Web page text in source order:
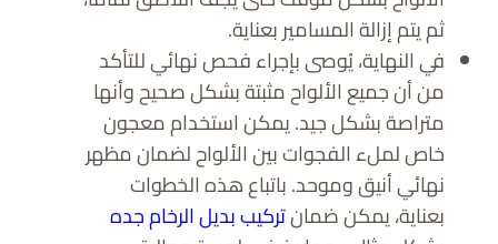
ثم يتم إزالة المسامير بعناية.
في النهاية، يُوصى بإجراء فحص نهائي للتأكد
من أن جميع الألواح مثبتة بشكل صحيح وأنها
متراصة بشكل جيد. يمكن استخدام معجون
خاص لملء الفجوات بين الألواح لضمان مظهر
نهائي أنيق وموحد. باتباع هذه الخطوات
بعناية، يمكن ضمانتركيب بديل الرخام جده